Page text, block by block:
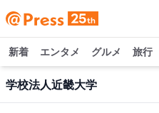
新着 エンタメ グルメ 旅行
学校法人近畿大学